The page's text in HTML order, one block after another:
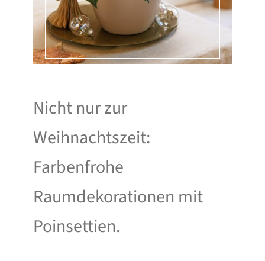
Nicht nur zur
Weihnachtszeit:
Farbenfrohe
Raumdekorationen mit
Poinsettien.